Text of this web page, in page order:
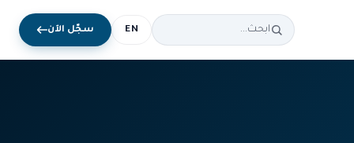
EN سجّل الآن